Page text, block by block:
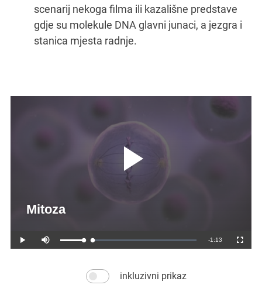
scenarij nekoga filma ili kazališne predstave
gdje su molekule DNA glavni junaci, a jezgra i
stanica mjesta radnje.
Mitoza
Pokreni
Video
Pokreni
Loaded:
0%
Progress:
0%
Remaining
-1:13
Puni
ekran
inkluzivni prikaz